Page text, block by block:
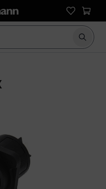
Aloita
yhteensä 11